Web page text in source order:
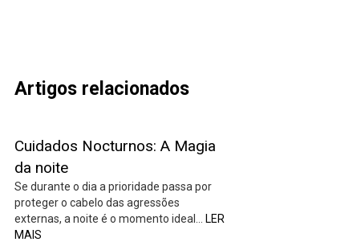
Artigos relacionados
Cuidados Nocturnos: A Magia
da noite
Se durante o dia a prioridade passa por
proteger o cabelo das agressões
externas, a noite é o momento ideal…
LER
MAIS